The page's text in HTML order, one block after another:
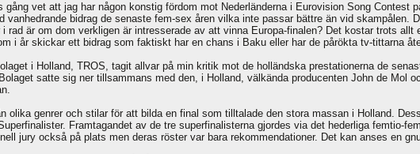
gång vet att jag har någon konstig fördom mot Nederländerna i Eurovision Song Contest
vanhedrande bidrag de senaste fem-sex åren vilka inte passar bättre än vid
rad är om dom verkligen är intresserade av att vinna Europa-finalen? Det kostar trots
i år skickar ett bidrag som faktiskt har en chans i Baku eller har de pårökta tv-tittarna
i Holland, TROS, tagit allvar på min kritik mot de holländska prestationerna de
satte sig ner tillsammans med den, i Holland, välkända producenten John de Mol
olika genrer och stilar för att bilda en final som tilltalade den stora massan i Holland.
Framtagandet av de tre superfinalisterna gjordes via det hederliga femtio-
jury också på plats men deras röster var bara rekommendationer. Det kan anses en